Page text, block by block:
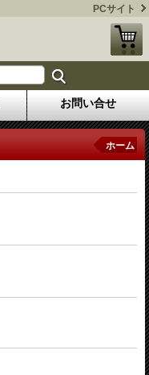
PCサイト
お問い合せ
ホーム